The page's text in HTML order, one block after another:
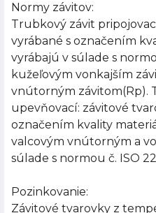
Normy závitov:
Trubkový závit
vyrábané s označením
vyrábajú v súlade s
kužeľovým vonkajším
vnútorným závitom(Rp).
upevňovací: závitové
označením kvality
valcovým vnútorným a
súlade s normou č. ISO
Pozinkovanie:
Závitové tvarovky z